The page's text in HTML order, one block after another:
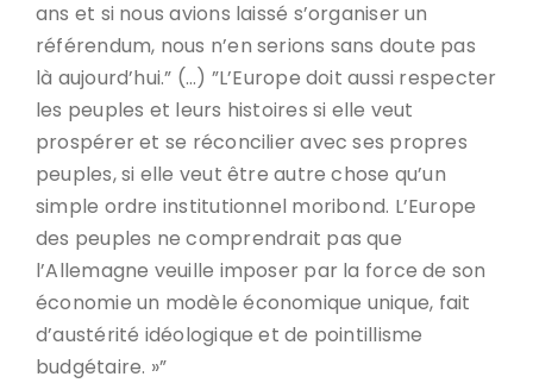
ans et si nous avions laissé s’organiser un
référendum, nous n’en serions sans doute pas
là aujourd’hui.” (…) ”L’Europe doit aussi respecter
les peuples et leurs histoires si elle veut
prospérer et se réconcilier avec ses propres
peuples, si elle veut être autre chose qu’un
simple ordre institutionnel moribond. L’Europe
des peuples ne comprendrait pas que
l’Allemagne veuille imposer par la force de son
économie un modèle économique unique, fait
d’austérité idéologique et de pointillisme
budgétaire. »”